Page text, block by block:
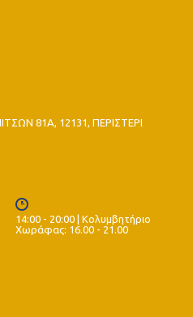
81Α, 12131, ΠΕΡΙΣΤΕΡΙ
14:00 - 20:00 | Κολυμβητήριο
Χωράφας: 16.00 - 21.00